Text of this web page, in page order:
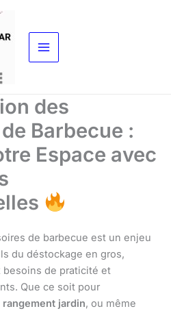
des
Barbecue :
Espace avec
de barbecue est un enjeu
du déstockage en gros,
besoins de praticité et
Que ce soit pour
rangement jardin, ou même